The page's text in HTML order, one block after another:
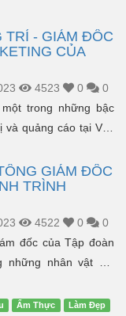
TRÍ - GIÁM ĐỐC
CỦA
4523 0
0
trong những bậc
quảng cáo tại Việt
GIÁM ĐỐC
TRÌNH
4522 0
0
đốc của Tập đoàn
những nhân vật nổi
Ẩm Thực Làm Đẹp